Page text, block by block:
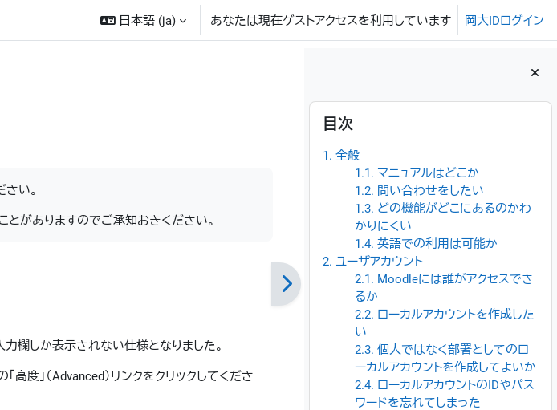
日本語 ‎(ja)‎ あなたは現在ゲストアクセスを利用しています 岡大IDログイン
ブロック
目次 をスキップする
目次
1. 全般
1.1. マニュアルはどこか
1.2. 問い合わせをしたい
1.3. どの機能がどこにあるのかわ
かりにくい
1.4. 英語での利用は可能か
2. ユーザアカウント
2.1. Moodleには誰がアクセスでき
るか
2.2. ローカルアカウントを作成した
い
2.3. 個人ではなく部署としてのロ
ーカルアカウントを作成してよいか
2.4. ローカルアカウントのIDやパス
ワードを忘れてしまった
い。
がありますのでご承知おきください。
欄しか表示されない仕様となりました。
度」（Advanced）リンクをクリックしてくださ